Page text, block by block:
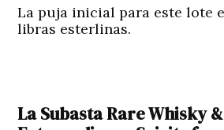
La puja inicial para este lote
libras esterlinas.
La Subasta Rare Whisky